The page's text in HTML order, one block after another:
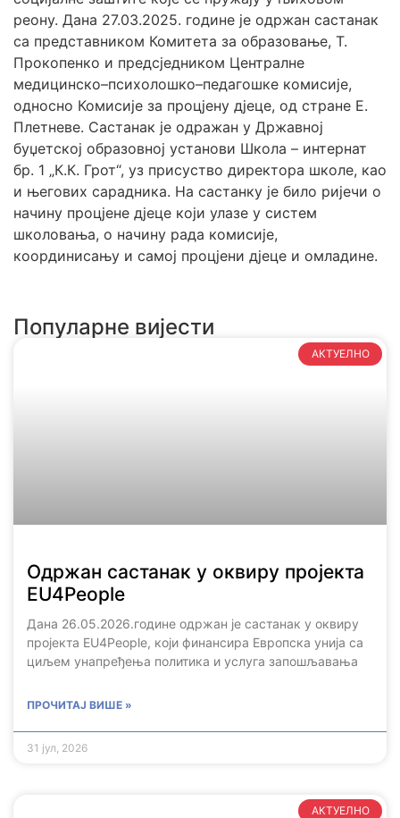
реону. Дана 27.03.2025. године је одржан састанак
са представником Комитета за образовање, Т.
Прокопенко и предсједником Централне
медицинско–психолошко–педагошке комисије,
односно Комисије за процјену дјеце, од стране Е.
Плетневе. Састанак је одражан у Државној
буџетској образовној установи Школа – интернат
бр. 1 „К.К. Грот“, уз присуство директора школе, као
и његових сарадника. На састанку је било ријечи о
начину процјене дјеце који улазе у систем
школовања, о начину рада комисије,
координисању и самој процјени дјеце и омладине.
Популарне вијести
АКТУЕЛНО
Одржан састанак у оквиру пројекта
EU4People
Дана 26.05.2026.године одржан је састанак у оквиру
пројекта EU4People, који финансира Европска унија са
циљем унапређења политика и услуга запошљавања
ПРОЧИТАЈ ВИШЕ »
31 јул, 2026
АКТУЕЛНО